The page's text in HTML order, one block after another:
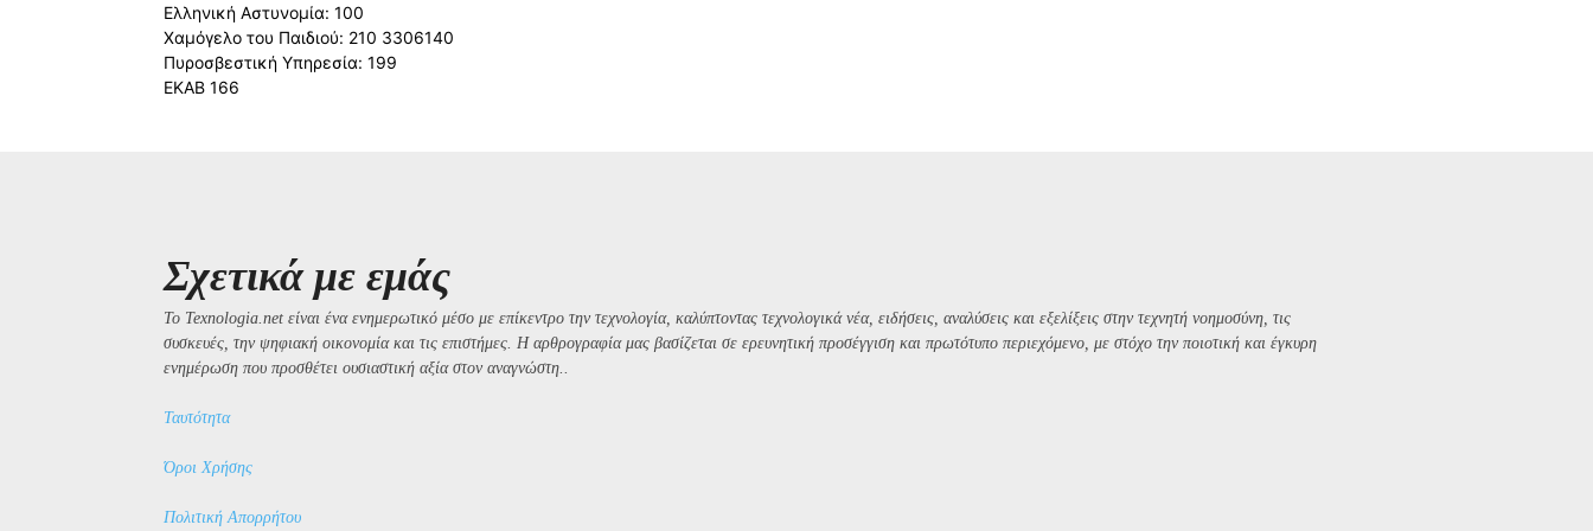
Ελληνική Αστυνομία: 100
Χαμόγελο του Παιδιού: 210 3306140
Πυροσβεστική Υπηρεσία: 199
ΕΚΑΒ 166
Σχετικά με εμάς
Το Texnologia.net είναι ένα ενημερωτικό μέσο με επίκεντρο την τεχνολογία, καλύπτοντας τεχνολογικά νέα, ειδήσεις, αναλύσεις και εξελίξεις στην τεχνητή νοημοσύνη, τις
συσκευές, την ψηφιακή οικονομία και τις επιστήμες. Η αρθρογραφία μας βασίζεται σε ερευνητική προσέγγιση και πρωτότυπο περιεχόμενο, με στόχο την ποιοτική και έγκυρη
ενημέρωση που προσθέτει ουσιαστική αξία στον αναγνώστη..
Ταυτότητα
Όροι Χρήσης
Πολιτική Απορρήτου